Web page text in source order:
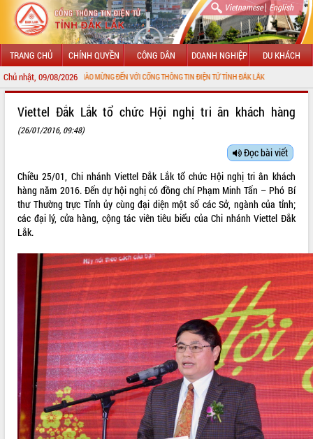
Vietnamese| English
TRANG CHỦ CHÍNH QUYỀN CÔNG DÂN DOANH NGHIỆP DU KHÁCH
Chủ nhật, 09/08/2026
CHÀO MỪNG ĐẾN VỚI CỔNG THÔNG TIN ĐIỆN TỬ TỈNH ĐẮK LẮK
LÃNH ĐẠO UBND TỈNH
SỞ, BAN, NGÀNH
UBND CÁC XÃ, PHƯỜNG
HỆ THỐNG VĂN BẢN
VĂN BẢN HĐND TỈNH
ĐIỂM TIN VĂN BẢN
QUY HOẠCH - KẾ HOẠCH
Viettel Đắk Lắk tổ chức Hội nghị tri ân khách hàng
(26/01/2016, 09:48)
Đọc bài viết
Chiều 25/01, Chi nhánh Viettel Đắk Lắk tổ chức Hội nghị tri ân khách
hàng năm 2016. Đến dự hội nghị có đồng chí Phạm Minh Tấn – Phó Bí
thư Thường trực Tỉnh ủy cùng đại diện một số các Sở, ngành của tỉnh;
các đại lý, cửa hàng, cộng tác viên tiêu biểu của Chi nhánh Viettel Đắk
Lắk.